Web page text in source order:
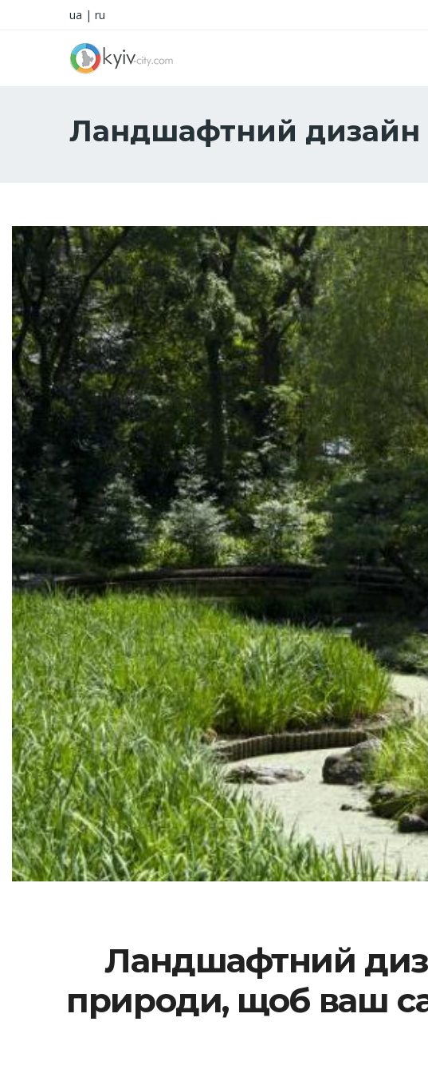
ua | ru
Ландшафтний дизайн
Ландшафтний
природи, щоб ваш